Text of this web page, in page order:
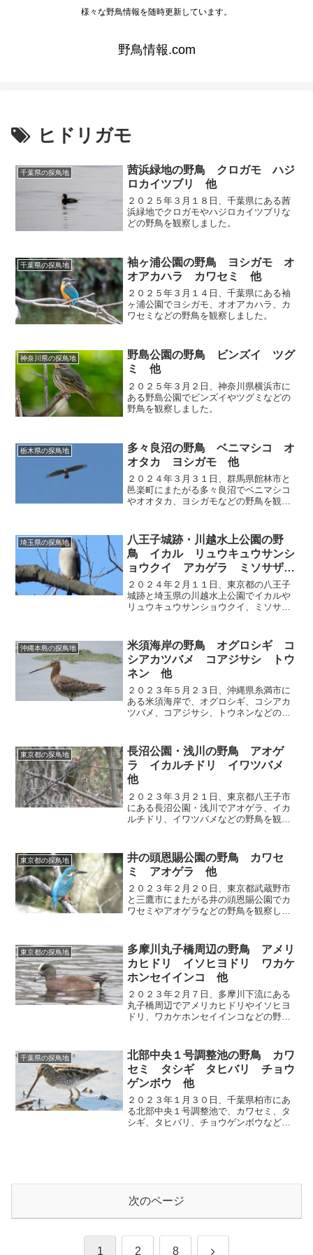
様々な野鳥情報を随時更新しています。
野鳥情報.com
ヒドリガモ
千葉県の探鳥地
茜浜緑地の野鳥 クロガモ ハジ
ロカイツブリ 他
２０２５年３月１８日、千葉県にある茜
浜緑地でクロガモやハジロカイツブリな
どの野鳥を観察しました。
千葉県の探鳥地
袖ヶ浦公園の野鳥 ヨシガモ オ
オアカハラ カワセミ 他
２０２５年３月１４日、千葉県にある袖
ヶ浦公園でヨシガモ、オオアカハラ、カ
ワセミなどの野鳥を観察しました。
神奈川県の探鳥地
野島公園の野鳥 ビンズイ ツグ
ミ 他
２０２５年３月２日、神奈川県横浜市に
ある野島公園でビンズイやツグミなどの
野鳥を観察しました。
栃木県の探鳥地
多々良沼の野鳥 ベニマシコ オ
オタカ ヨシガモ 他
２０２４年３月３１日、群馬県館林市と
邑楽町にまたがる多々良沼でベニマシコ
やオオタカ、ヨシガモなどの野鳥を観察
埼玉県の探鳥地
八王子城跡・川越水上公園の野
鳥 イカル リュウキュウサンシ
ョウクイ アカゲラ ミソサザ
イ 他
２０２４年２月１１日、東京都の八王子
城跡と埼玉県の川越水上公園でイカルや
リュウキュウサンショウクイ、ミソサザ
沖縄本島の探鳥地
米須海岸の野鳥 オグロシギ コ
シアカツバメ コアジサシ トウ
ネン 他
２０２３年５月２３日、沖縄県糸満市に
ある米須海岸で、オグロシギ、コシアカ
ツバメ、コアジサシ、トウネンなどの野
東京都の探鳥地
長沼公園・浅川の野鳥 アオゲ
ラ イカルチドリ イワツバメ
他
２０２３年３月２１日、東京都八王子市
にある長沼公園・浅川でアオゲラ、イカ
ルチドリ、イワツバメなどの野鳥を観察
東京都の探鳥地
井の頭恩賜公園の野鳥 カワセ
ミ アオゲラ 他
２０２３年２月２０日、東京都武蔵野市
と三鷹市にまたがる井の頭恩賜公園でカ
ワセミやアオゲラなどの野鳥を観察しま
東京都の探鳥地
多摩川丸子橋周辺の野鳥 アメリ
カヒドリ イソヒヨドリ ワカケ
ホンセイインコ 他
２０２３年２月７日、多摩川下流にある
丸子橋周辺でアメリカヒドリやイソヒヨ
ドリ、ワカケホンセイインコなどの野鳥
千葉県の探鳥地
北部中央１号調整池の野鳥 カワ
セミ タシギ タヒバリ チョウ
ゲンボウ 他
２０２３年１月３０日、千葉県柏市にあ
る北部中央１号調整池で、カワセミ、タ
シギ、タヒバリ、チョウゲンボウなどの
次のページ
1 2 8 次